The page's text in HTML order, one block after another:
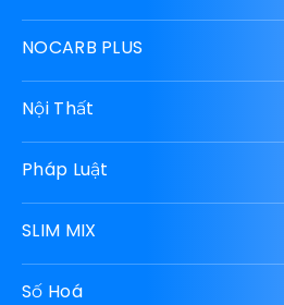
NOCARB PLUS
Nội Thất
Pháp Luật
SLIM MIX
Số Hoá